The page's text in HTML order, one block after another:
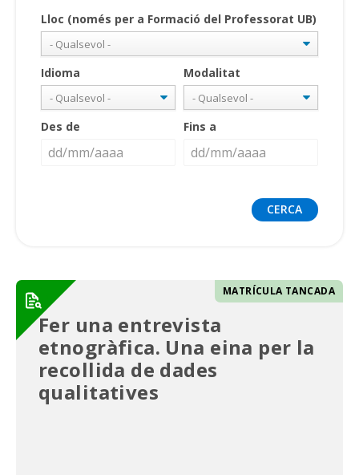
Lloc (només per a Formació del Professorat UB)
Idioma Modalitat
Des de Fins a
MATRÍCULA TANCADA
Fer una entrevista
etnogràfica. Una eina per la
recollida de dades
qualitatives